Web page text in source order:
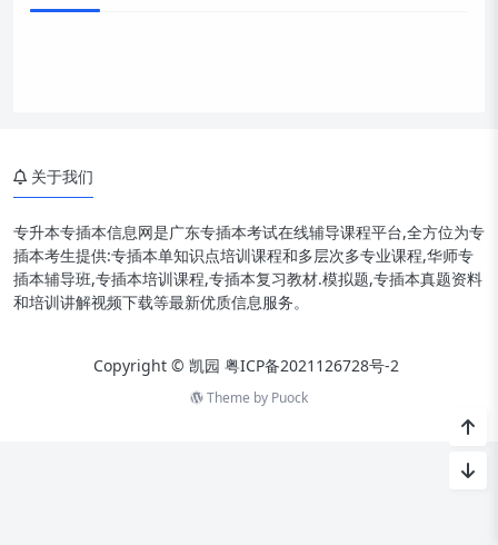
关于我们
专升本专插本信息网是广东专插本考试在线辅导课程平台,全方位为专
插本考生提供:专插本单知识点培训课程和多层次多专业课程,华师专
插本辅导班,专插本培训课程,专插本复习教材.模拟题,专插本真题资料
和培训讲解视频下载等最新优质信息服务。
Copyright © 凯园 粤ICP备2021126728号-2
Theme by Puock